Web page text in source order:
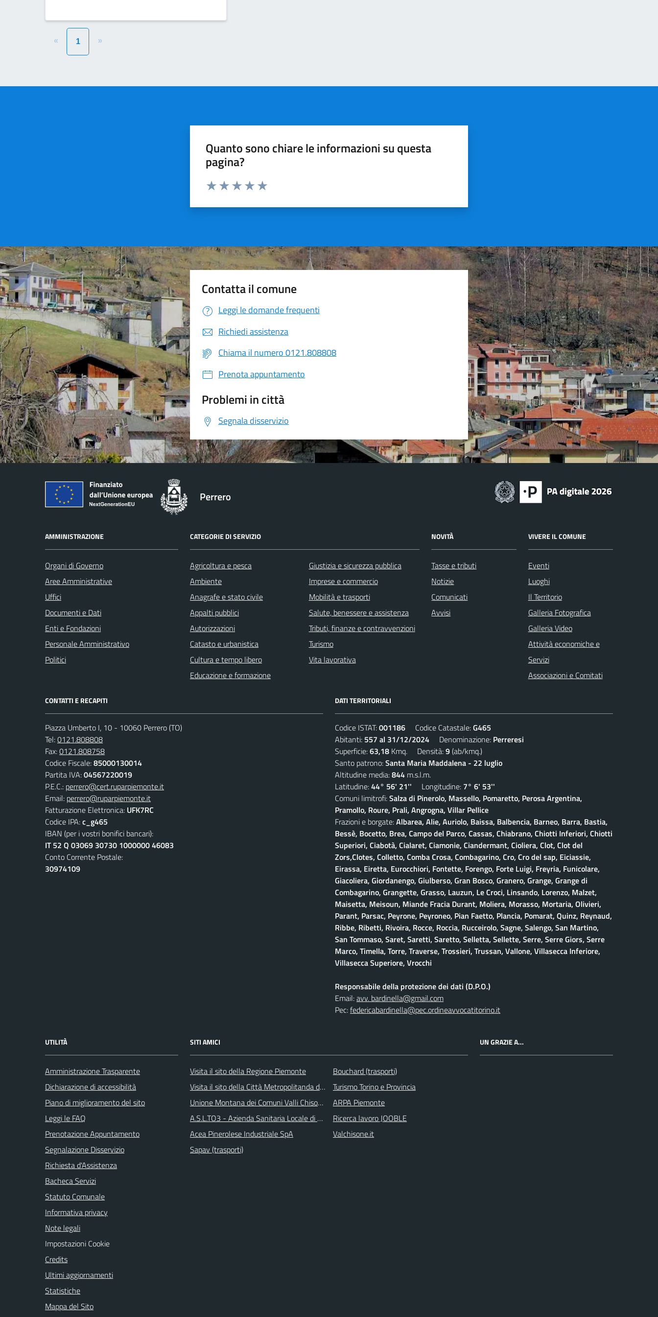
« 1 »
Quanto sono chiare le informazioni su questa
pagina?
Valuta da 1 a 5 stelle la pagina
Contatta il comune
Leggi le domande frequenti
Richiedi assistenza
Chiama il numero 0121.808808
Prenota appuntamento
Problemi in città
Segnala disservizio
Perrero
AMMINISTRAZIONE
Organi di Governo
Aree Amministrative
Uffici
Documenti e Dati
Enti e Fondazioni
Personale Amministrativo
Politici
CATEGORIE DI SERVIZIO
Agricoltura e pesca
Ambiente
Anagrafe e stato civile
Appalti pubblici
Autorizzazioni
Catasto e urbanistica
Cultura e tempo libero
Educazione e formazione
Giustizia e sicurezza pubblica
Imprese e commercio
Mobilità e trasporti
Salute, benessere e assistenza
Tributi, finanze e contravvenzioni
Turismo
Vita lavorativa
NOVITÀ
Tasse e tributi
Notizie
Comunicati
Avvisi
VIVERE IL COMUNE
Eventi
Luoghi
Il Territorio
Galleria Fotografica
Galleria Video
Attività economiche e
Servizi
Associazioni e Comitati
CONTATTI E RECAPITI
Piazza Umberto I, 10 - 10060 Perrero (TO)
Tel:0121.808808
Fax:0121.808758
Codice Fiscale:85000130014
Partita IVA:04567220019
P.E.C.: perrero@cert.ruparpiemonte.it
Email: perrero@ruparpiemonte.it
Fatturazione Elettronica: UFK7RC
Codice IPA:c_g465
IBAN (per i vostri bonifici bancari):
IT 52 Q 03069 30730 1000000 46083
Conto Corrente Postale:
30974109
DATI TERRITORIALI
Codice ISTAT:001186 Codice Catastale:G465
Abitanti: 557 al 31/12/2024 Denominazione: Perreresi
Superficie:63,18 Kmq. Densità:9(ab/kmq.)
Santo patrono:Santa Maria Maddalena - 22 luglio
Altitudine media:844 m.s.l.m.
Latitudine:44° 56' 21'' Longitudine: 7° 6' 53''
Comuni limitrofi:Salza di Pinerolo, Massello, Pomaretto, Perosa Argentina,
Pramollo, Roure, Prali, Angrogna, Villar Pellice
Frazioni e borgate:Albarea, Alie, Auriolo, Baissa, Balbencia, Barneo, Barra, Bastia,
Bessè, Bocetto, Brea, Campo del Parco, Cassas, Chiabrano, Chiotti Inferiori, Chiotti
Superiori, Ciabotà, Cialaret, Ciamonie, Ciandermant, Cioliera, Clot, Clot del
Zors,Clotes, Colletto, Comba Crosa, Combagarino, Cro, Cro del sap, Eiciassie,
Eirassa, Eiretta, Eurocchiori, Fontette, Forengo, Forte Luigi, Freyria, Funicolare,
Giacoliera, Giordanengo, Giulberso, Gran Bosco, Granero, Grange, Grange di
Combagarino, Grangette, Grasso, Lauzun, Le Croci, Linsando, Lorenzo, Malzet,
Maisetta, Meisoun, Miande Fracia Durant, Moliera, Morasso, Mortaria, Olivieri,
Parant, Parsac, Peyrone, Peyroneo, Pian Faetto, Plancia, Pomarat, Quinz, Reynaud,
Ribbe, Ribetti, Rivoira, Rocce, Roccia, Rucceirolo, Sagne, Salengo, San Martino,
San Tommaso, Saret, Saretti, Saretto, Selletta, Sellette, Serre, Serre Giors, Serre
Marco, Timella, Torre, Traverse, Trossieri, Trussan, Vallone, Villasecca Inferiore,
Villasecca Superiore, Vrocchi
Responsabile della protezione dei dati (D.P.O.)
Email:avv. bardinella@gmail.com
Pec:federicabardinella@pec.ordineavvocatitorino.it
UTILITÀ
Amministrazione Trasparente
Dichiarazione di accessibilità
Piano di miglioramento del sito
Leggi le FAQ
Prenotazione Appuntamento
Segnalazione Disservizio
Richiesta d'Assistenza
Bacheca Servizi
Statuto Comunale
Informativa privacy
Note legali
Impostazioni Cookie
Credits
Ultimi aggiornamenti
Statistiche
Mappa del Sito
SITI AMICI
Visita il sito della Regione Piemonte
Visita il sito della Città Metropolitanda di Torino
Unione Montana dei Comuni Valli Chisone e Germanasca
A.S.L.TO3 - Azienda Sanitaria Locale di Collegno e Pinerolo
Acea Pinerolese Industriale SpA
Sapav (trasporti)
Bouchard (trasporti)
Turismo Torino e Provincia
ARPA Piemonte
Ricerca lavoro JOOBLE
Valchisone.it
UN GRAZIE A...